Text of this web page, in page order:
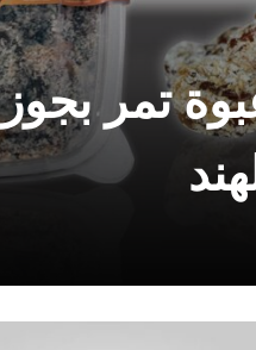
تمر بجوز